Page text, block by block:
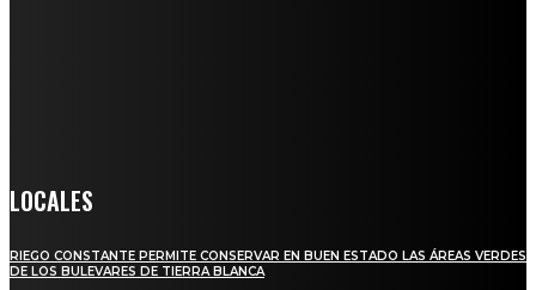
LOCALES
RIEGO CONSTANTE PERMITE CONSERVAR EN BUEN ESTADO LAS ÁREAS VERDES
DE LOS BULEVARES DE TIERRA BLANCA